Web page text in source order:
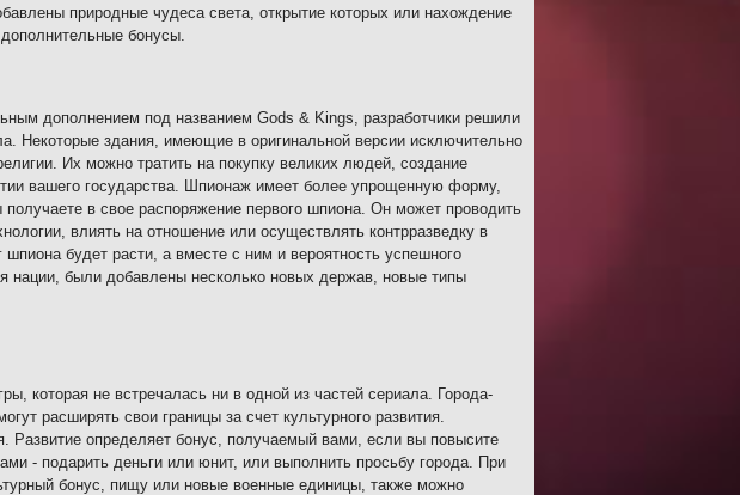
природные чудеса света, открытие которых или нахождение
бонусы.
дополнением под названием Gods & Kings, разработчики решили
Некоторые здания, имеющие в оригинальной версии исключительно
Их можно тратить на покупку великих людей, создание
вашего государства. Шпионаж имеет более упрощенную форму,
в свое распоряжение первого шпиона. Он может проводить
влиять на отношение или осуществлять контрразведку в
будет расти, а вместе с ним и вероятность успешного
нации, были добавлены несколько новых держав, новые типы
которая не встречалась ни в одной из частей сериала. Города-
расширять свои границы за счет культурного развития.
Развитие определяет бонус, получаемый вами, если вы повысите
- подарить деньги или юнит, или выполнить просьбу города. При
бонус, пищу или новые военные единицы, также можно